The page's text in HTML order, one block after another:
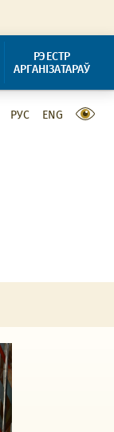
РЭЕСТР
АРГАНІЗАТАРАЎ
РУС ENG